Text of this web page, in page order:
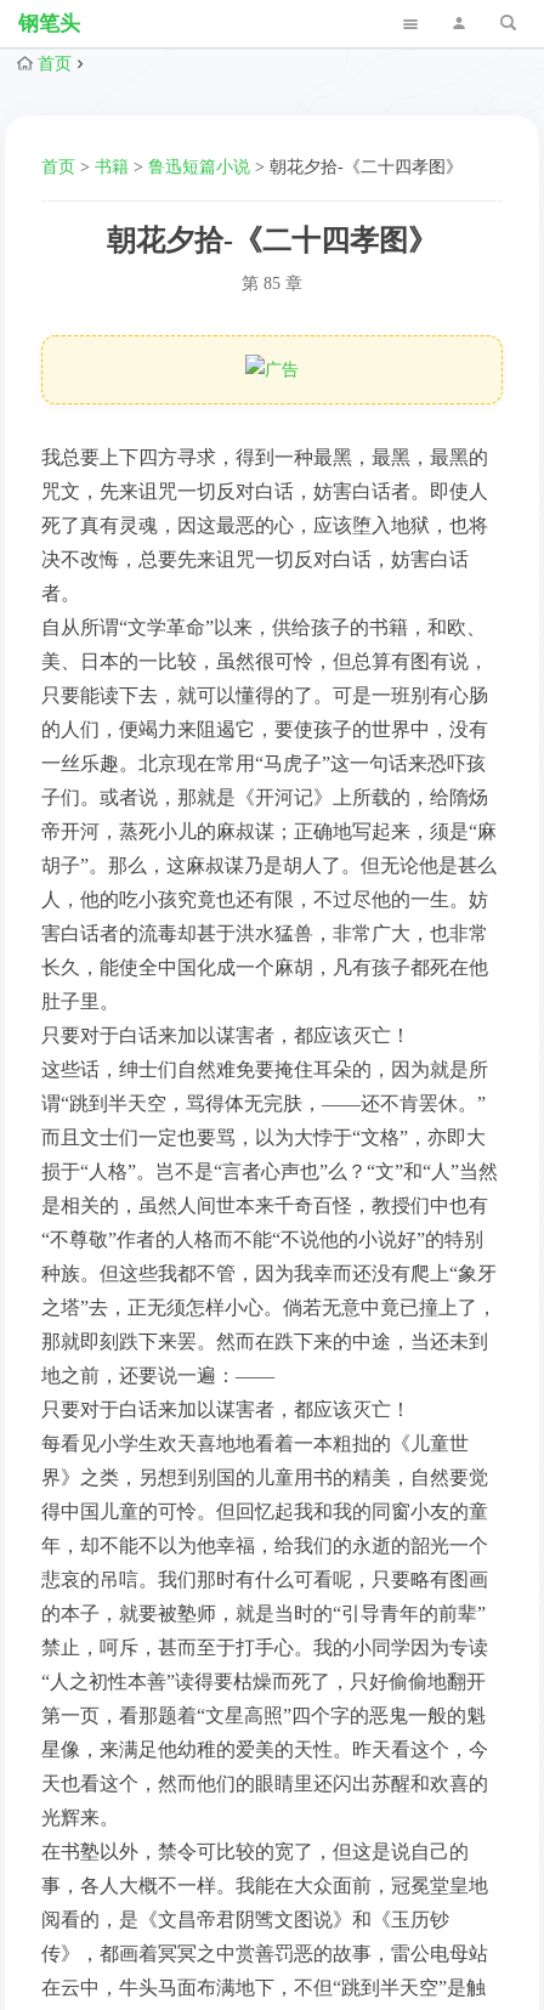
钢笔头
首页
首页 >书籍 >鲁迅短篇小说 >朝花夕拾-《二十四孝图》
朝花夕拾-《二十四孝图》
第 85 章
我总要上下四方寻求，得到一种最黑，最黑，最黑的
咒文，先来诅咒一切反对白话，妨害白话者。即使人
死了真有灵魂，因这最恶的心，应该堕入地狱，也将
决不改悔，总要先来诅咒一切反对白话，妨害白话
者。
自从所谓“文学革命”以来，供给孩子的书籍，和欧、
美、日本的一比较，虽然很可怜，但总算有图有说，
只要能读下去，就可以懂得的了。可是一班别有心肠
的人们，便竭力来阻遏它，要使孩子的世界中，没有
一丝乐趣。北京现在常用“马虎子”这一句话来恐吓孩
子们。或者说，那就是《开河记》上所载的，给隋炀
帝开河，蒸死小儿的麻叔谋；正确地写起来，须是“麻
胡子”。那么，这麻叔谋乃是胡人了。但无论他是甚么
人，他的吃小孩究竟也还有限，不过尽他的一生。妨
害白话者的流毒却甚于洪水猛兽，非常广大，也非常
长久，能使全中国化成一个麻胡，凡有孩子都死在他
肚子里。
只要对于白话来加以谋害者，都应该灭亡！
这些话，绅士们自然难免要掩住耳朵的，因为就是所
谓“跳到半天空，骂得体无完肤，——还不肯罢休。”
而且文士们一定也要骂，以为大悖于“文格”，亦即大
损于“人格”。岂不是“言者心声也”么？“文”和“人”当然
是相关的，虽然人间世本来千奇百怪，教授们中也有
“不尊敬”作者的人格而不能“不说他的小说好”的特别
种族。但这些我都不管，因为我幸而还没有爬上“象牙
之塔”去，正无须怎样小心。倘若无意中竟已撞上了，
那就即刻跌下来罢。然而在跌下来的中途，当还未到
地之前，还要说一遍：——
只要对于白话来加以谋害者，都应该灭亡！
每看见小学生欢天喜地地看着一本粗拙的《儿童世
界》之类，另想到别国的儿童用书的精美，自然要觉
得中国儿童的可怜。但回忆起我和我的同窗小友的童
年，却不能不以为他幸福，给我们的永逝的韶光一个
悲哀的吊唁。我们那时有什么可看呢，只要略有图画
的本子，就要被塾师，就是当时的“引导青年的前辈”
禁止，呵斥，甚而至于打手心。我的小同学因为专读
“人之初性本善”读得要枯燥而死了，只好偷偷地翻开
第一页，看那题着“文星高照”四个字的恶鬼一般的魁
星像，来满足他幼稚的爱美的天性。昨天看这个，今
天也看这个，然而他们的眼睛里还闪出苏醒和欢喜的
光辉来。
在书塾以外，禁令可比较的宽了，但这是说自己的
事，各人大概不一样。我能在大众面前，冠冕堂皇地
阅看的，是《文昌帝君阴骘文图说》和《玉历钞
传》，都画着冥冥之中赏善罚恶的故事，雷公电母站
在云中，牛头马面布满地下，不但“跳到半天空”是触